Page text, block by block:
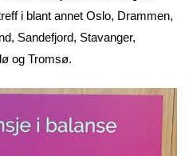
i blant annet Oslo, Drammen,
Sandefjord, Stavanger,
og Tromsø.